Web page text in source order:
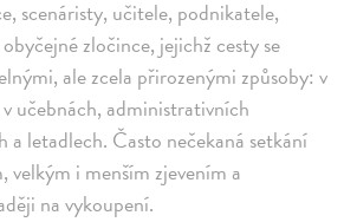
scenáristy, učitele, podnikatele,
zločince, jejichž cesty se
ale zcela přirozenými způsoby: v
učebnách, administrativních
a letadlech. Často nečekaná setkání
velkým i menším zjevením a
na vykoupení.